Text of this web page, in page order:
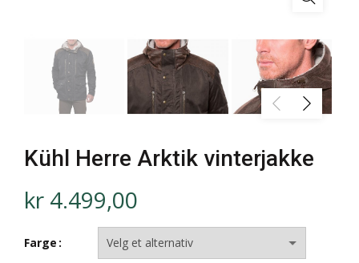
Kühl Herre Arktik vinterjakke
kr 4.499,00
Farge